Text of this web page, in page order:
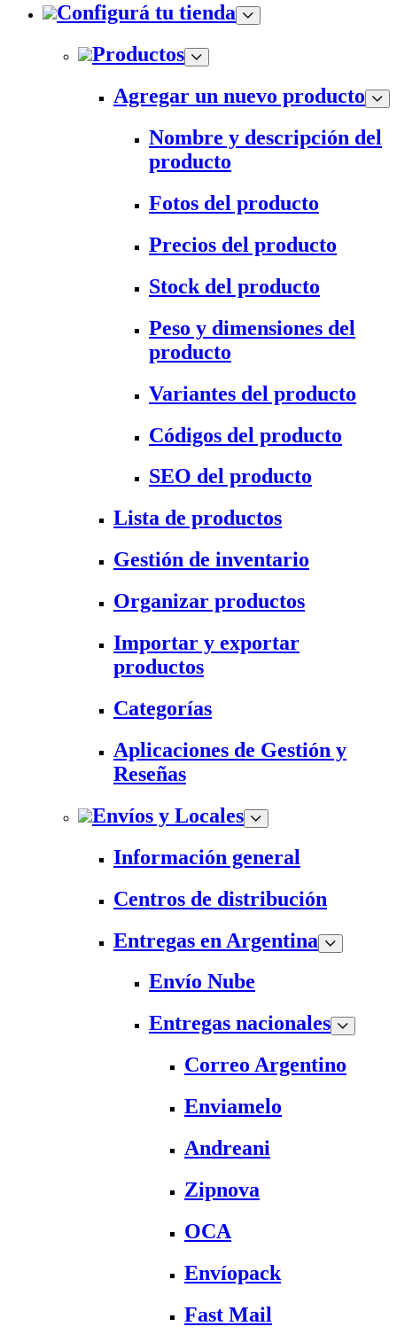
Configurá tu tienda
Productos
Agregar un nuevo producto
Nombre y descripción del
producto
Fotos del producto
Precios del producto
Stock del producto
Peso y dimensiones del
producto
Variantes del producto
Códigos del producto
SEO del producto
Lista de productos
Gestión de inventario
Organizar productos
Importar y exportar
productos
Categorías
Aplicaciones de Gestión y
Reseñas
Envíos y Locales
Información general
Centros de distribución
Entregas en Argentina
Envío Nube
Entregas nacionales
Correo Argentino
Enviamelo
Andreani
Zipnova
OCA
Envíopack
Fast Mail